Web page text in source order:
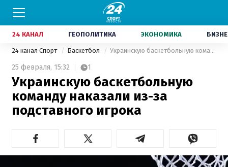
24 КАНАЛ ГЕОПОЛИТИКА ЭКОНОМИКА
24 канал Спорт Баскетбол Украинскую баскетбольную команду наказали из-за подставного игрока
25 февраля, 15:32 1
Украинскую баскетбольную
команду наказали из-за
подставного игрока